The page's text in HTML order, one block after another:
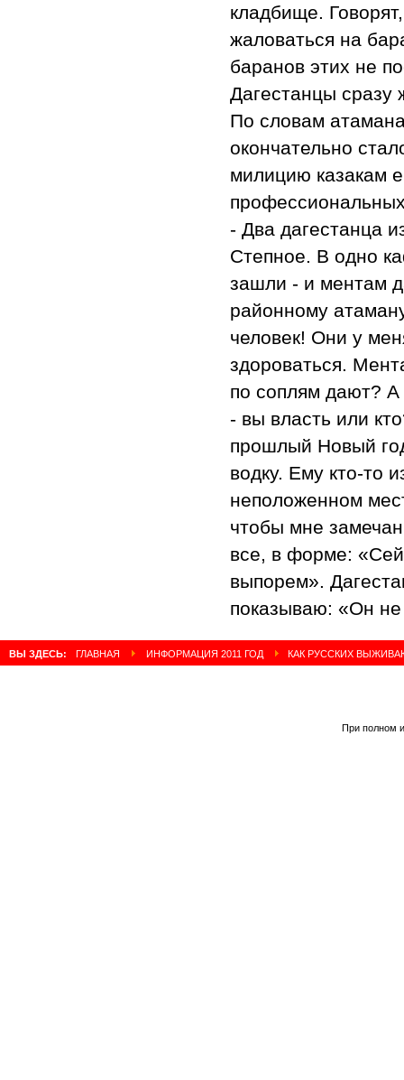
кладбище.
жаловаться на
баранов этих не
Дагестанцы сразу
По словам
окончательно
милицию казакам
- Два дагестанца
Степное. В одно
зашли - и ментам
районному
человек! Они у
здороваться.
по соплям дают?
- вы власть или
прошлый Новый
водку. Ему кто-то
неположенном
чтобы мне
все, в форме:
выпорем».
показываю: «Он
ВЫ ЗДЕСЬ: ГЛАВНАЯ ИНФОРМАЦИЯ 2011 ГОД КАК РУССКИХ
При полном